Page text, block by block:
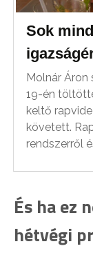
Sok
Molnár Áron
19-én
keltő
követett.
rendszerről
És ha ez
hétvégi